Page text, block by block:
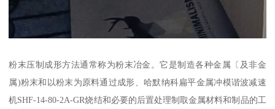
粉末压制成形方法通常称为粉末冶金。它是制造各种金属〔及非金
属)粉末和以粉末为原料通过成形、哈默纳科扁平金属冲模谐波减速
机SHF-14-80-2A-GR烧结和必要的后置处理制取金属材料和制品的工